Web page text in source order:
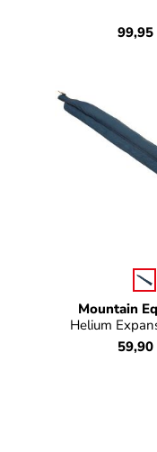
99,95
Mountain
Helium